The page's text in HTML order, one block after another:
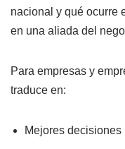
nacional y qué ocurre
en una aliada del
Para empresas y
traduce en:
Mejores decisiones